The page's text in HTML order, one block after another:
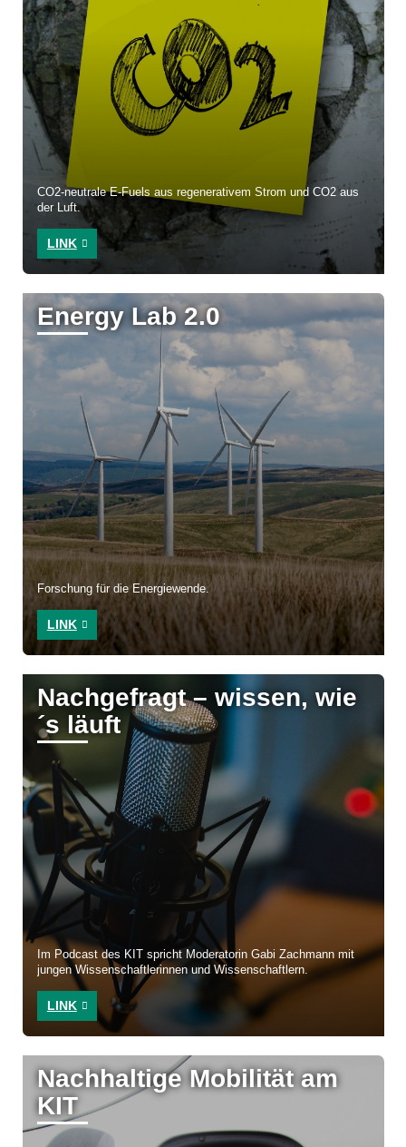
CO2-neutrale E-Fuels aus regenerativem Strom und CO2 aus
der Luft.
LINK
Energy Lab 2.0
Forschung für die Energiewende.
LINK
Nachgefragt – wissen, wie
´s läuft
Im Podcast des KIT spricht Moderatorin Gabi Zachmann mit
jungen Wissenschaftlerinnen und Wissenschaftlern.
LINK
Nachhaltige Mobilität am
KIT